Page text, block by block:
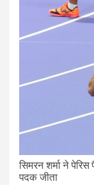
सिमरन शर्मा ने
पदक जीता